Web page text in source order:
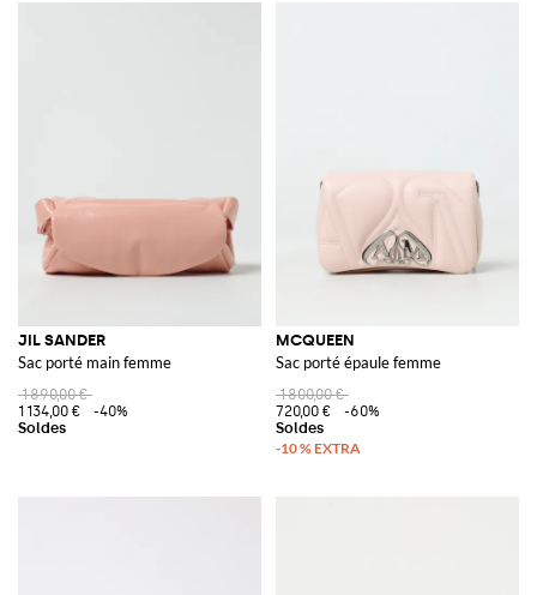
JIL SANDER
Sac porté main femme
1 890,00 €
1 134,00 €
-40%
MCQUEEN
Sac porté épaule femme
1 800,00 €
720,00 €
-60%